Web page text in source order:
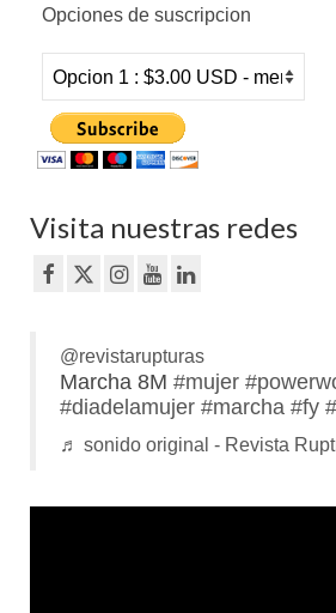
Opciones de suscripcion
Visita nuestras redes
@revistarupturas
Marcha 8M #mujer
#diadelamujer #marcha #fy
♬ sonido original - Revista